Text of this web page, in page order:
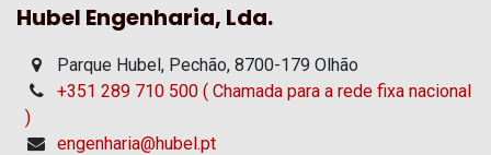
Hubel Engenharia, Lda.
Parque Hubel, Pechão, 8700-179 Olhão
+351 289 710 500 ( Chamada para a rede fixa nacional
)
engenharia@hubel.pt